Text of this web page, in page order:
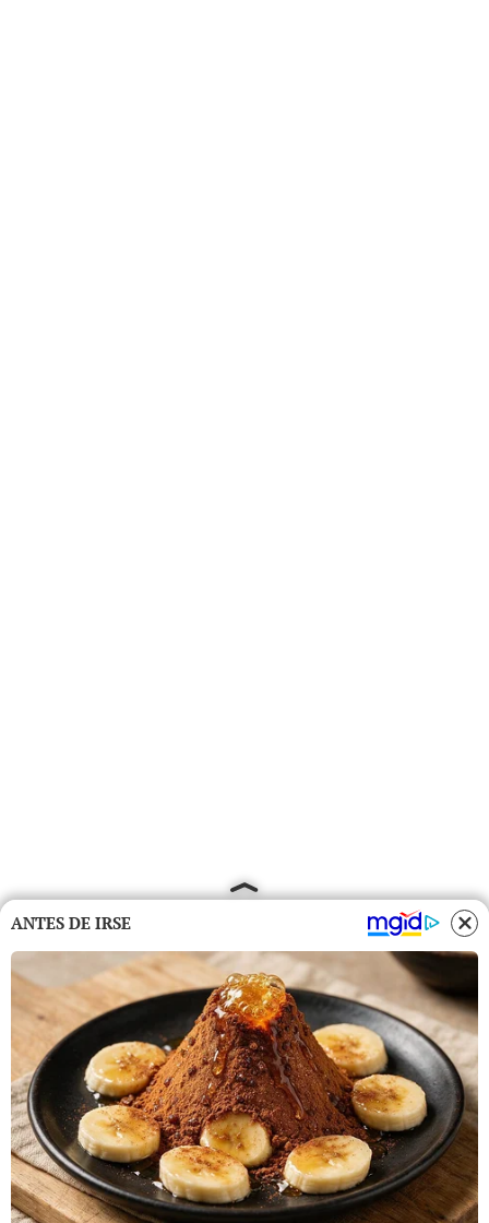
ANTES DE IRSE